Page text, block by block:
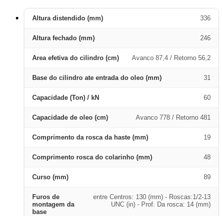
Altura distendido (mm) 336
Altura fechado (mm) 246
Area efetiva do cilindro (cm) Avanco 87,4 / Retorno 56,2
Base do cilindro ate entrada do oleo (mm) 31
Capacidade (Ton) / kN 60
Capacidade de oleo (cm) Avanco 778 / Retorno 481
Comprimento da rosca da haste (mm) 19
Comprimento rosca do colarinho (mm) 48
Curso (mm) 89
Furos de
montagem da
base
entre Centros: 130 (mm) - Roscas:1/2-13
UNC (in) - Prof. Da rosca: 14 (mm)